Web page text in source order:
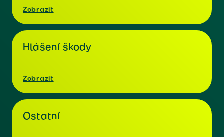
Zobrazit
Hlášení škody
Zobrazit
Ostatní